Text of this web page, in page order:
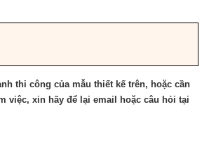
thi công của mẫu thiết kế trên, hoặc cần
việc, xin hãy để lại email hoặc câu hỏi tại